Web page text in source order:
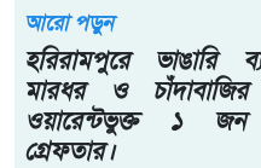
আরো পড়ুন
হরিরামপুরে ভাঙারি
মারধর ও চাঁদাবাজির
ওয়ারেন্টভুক্ত ১
গ্রেফতার।